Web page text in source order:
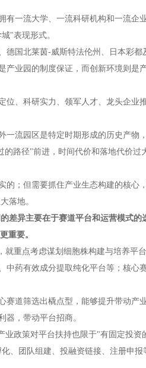
有一流大学、一流科研机构和一流企
"表现形式。
德国北莱茵-威斯特法伦州、日本彩都
产业园的制度保证，而创新环境则是
位、科研实力、领军人才、龙头企业
流园区是特定时期形成的历史产物
路径"前进，时间代价和落地代价过
的；但需要抓住产业生态构建的核心
落地。
差异主要在于赛道平台和运营模式的
重要。
重点考虑谋划细胞株构建与培养平
中药有效成分提取纯化平台等；核心
赛道筛选出橇点型，能够提升带动产
，带动平台招商。
政策对平台扶持也限于"有固定投资
、团队组建、投融资链接、注册申报